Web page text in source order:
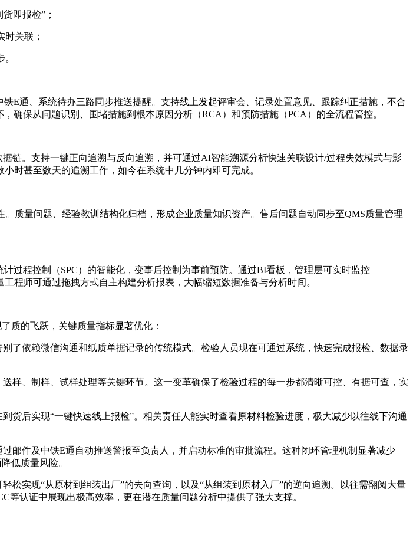
即报检”；
关联；
E通、系统待办三路同步推送提醒。支持线上发起评审会、记录处置意见、跟踪纠正措施，不合
保从问题识别、围堵措施到根本原因分析（RCA）和预防措施（PCA）的全流程管控。
链。支持一键正向追溯与反向追溯，并可通过AI智能溯源分析快速关联设计/过程失效模式与影
时甚至数天的追溯工作，如今在系统中几分钟内即可完成。
质量问题、经验教训结构化归档，形成企业质量知识资产。售后问题自动同步至QMS质量管理
过程控制（SPC）的智能化，变事后控制为事前预防。通过BI看板，管理层可实时监控
程师可通过拖拽方式自主构建分析报表，大幅缩短数据准备与分析时间。
质的飞跃，关键质量指标显著优化：
了依赖微信沟通和纸质单据记录的传统模式。检验人员现在可通过系统，快速完成报检、数据录
样、制样、试样处理等关键环节。这一变革确保了检验过程的每一步都清晰可控、有据可查，实
后实现“一键快速线上报检”。相关责任人能实时查看原材料检验进度，极大减少以往线下沟通
邮件及中铁E通自动推送警报至负责人，并启动标准的审批流程。这种闭环管理机制显著减少
低质量风险。
实现“从原材到组装出厂”的去向查询，以及“从组装到原材入厂”的逆向追溯。以往需翻阅大量
认证中展现出极高效率，更在潜在质量问题分析中提供了强大支撑。